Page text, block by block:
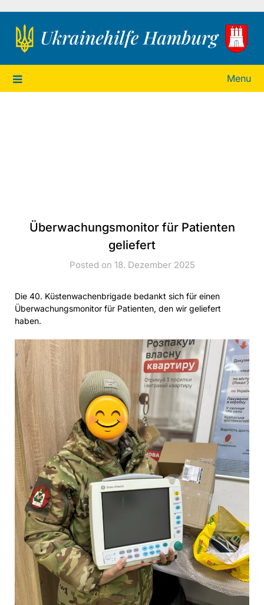
Ukrainehilfe Hamburg
Menu
Überwachungsmonitor für Patienten
geliefert
Posted on 18. Dezember 2025
Die 40. Küstenwachenbrigade bedankt sich für einen
Überwachungsmonitor für Patienten, den wir geliefert
haben.